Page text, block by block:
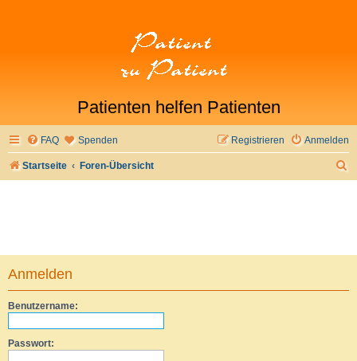
Patienten helfen Patienten
FAQ Spenden Anmelden
Registrieren
Startseite Foren-Übersicht
Anmelden
Benutzername:
Passwort: